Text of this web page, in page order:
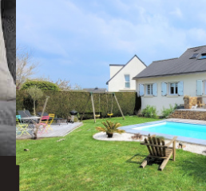
Type de bien
Budget
Pièces
0 1 2
Ville